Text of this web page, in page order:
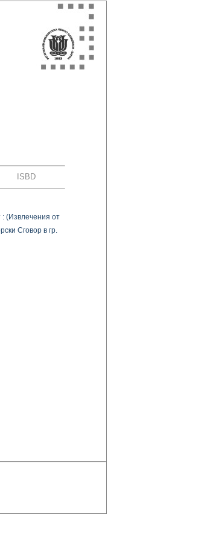
ISBD
: (Извлечения от
Сговор в гр.